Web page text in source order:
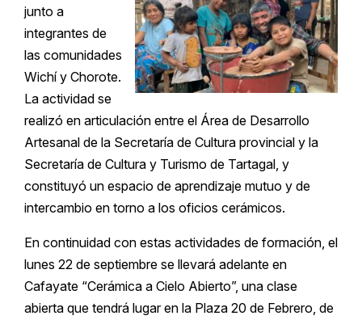
junto a
integrantes de
las comunidades
Wichí y Chorote.
La actividad se
realizó en articulación entre el Área de Desarrollo
Artesanal de la Secretaría de Cultura provincial y la
Secretaría de Cultura y Turismo de Tartagal, y
constituyó un espacio de aprendizaje mutuo y de
intercambio en torno a los oficios cerámicos.
En continuidad con estas actividades de formación, el
lunes 22 de septiembre se llevará adelante en
Cafayate “Cerámica a Cielo Abierto”, una clase
abierta que tendrá lugar en la Plaza 20 de Febrero, de